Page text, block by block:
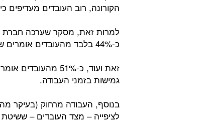
הקורונה, רוב העובדים מעדיפים
למרות זאת, מסקר שערכה חברת
כ-44% בלבד מהעובדים אומרים שמקום העבודה שלהם מציע גמישות.
זאת ועוד, כ-51%
גמישות בזמני העבודה.
בנוסף, העבודה מרחוק (בעיקר
לציפייה – מצד העובדים –